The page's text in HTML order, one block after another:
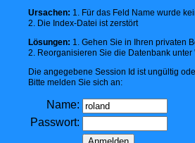
Ursachen: 1. Für das Feld Name wurde
2. Die Index-Datei ist zerstört
Lösungen: 1. Gehen Sie in Ihren privaten
2. Reorganisieren Sie die Datenbank
Die angegebene Session Id ist ungültig
Bitte melden Sie sich an:
Name:
Passwort: